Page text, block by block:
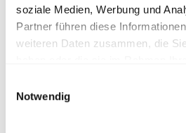
soziale Medien, Werbung und
Partner führen diese
weiteren Daten zusammen, die
Notwendig